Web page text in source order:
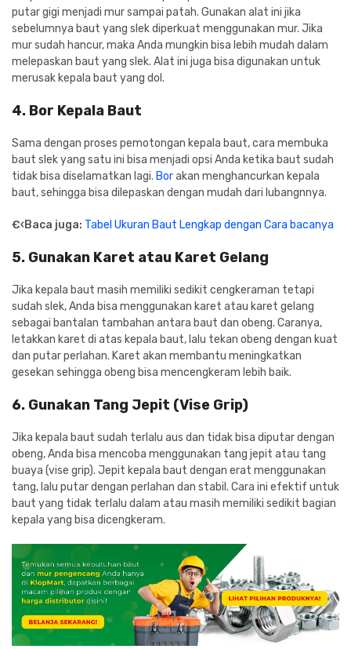
putar gigi menjadi mur sampai patah. Gunakan alat ini jika
sebelumnya baut yang slek diperkuat menggunakan mur. Jika
mur sudah hancur, maka Anda mungkin bisa lebih mudah dalam
melepaskan baut yang slek. Alat ini juga bisa digunakan untuk
merusak kepala baut yang dol.
4. Bor Kepala Baut
Sama dengan proses pemotongan kepala baut, cara membuka
baut slek yang satu ini bisa menjadi opsi Anda ketika baut sudah
tidak bisa diselamatkan lagi. Borakan menghancurkan kepala
baut, sehingga bisa dilepaskan dengan mudah dari lubangnnya.
€‹Baca juga: Tabel Ukuran Baut Lengkap dengan Cara bacanya
5. Gunakan Karet atau Karet Gelang
Jika kepala baut masih memiliki sedikit cengkeraman tetapi
sudah slek, Anda bisa menggunakan karet atau karet gelang
sebagai bantalan tambahan antara baut dan obeng. Caranya,
letakkan karet di atas kepala baut, lalu tekan obeng dengan kuat
dan putar perlahan. Karet akan membantu meningkatkan
gesekan sehingga obeng bisa mencengkeram lebih baik.
6. Gunakan Tang Jepit (Vise Grip)
Jika kepala baut sudah terlalu aus dan tidak bisa diputar dengan
obeng, Anda bisa mencoba menggunakan tang jepit atau tang
buaya (vise grip). Jepit kepala baut dengan erat menggunakan
tang, lalu putar dengan perlahan dan stabil. Cara ini efektif untuk
baut yang tidak terlalu dalam atau masih memiliki sedikit bagian
kepala yang bisa dicengkeram.